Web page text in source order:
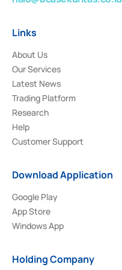
Links
About Us
Our Services
Latest News
Trading Platform
Research
Help
Customer Support
Download Application
Google Play
App Store
Windows App
Holding Company